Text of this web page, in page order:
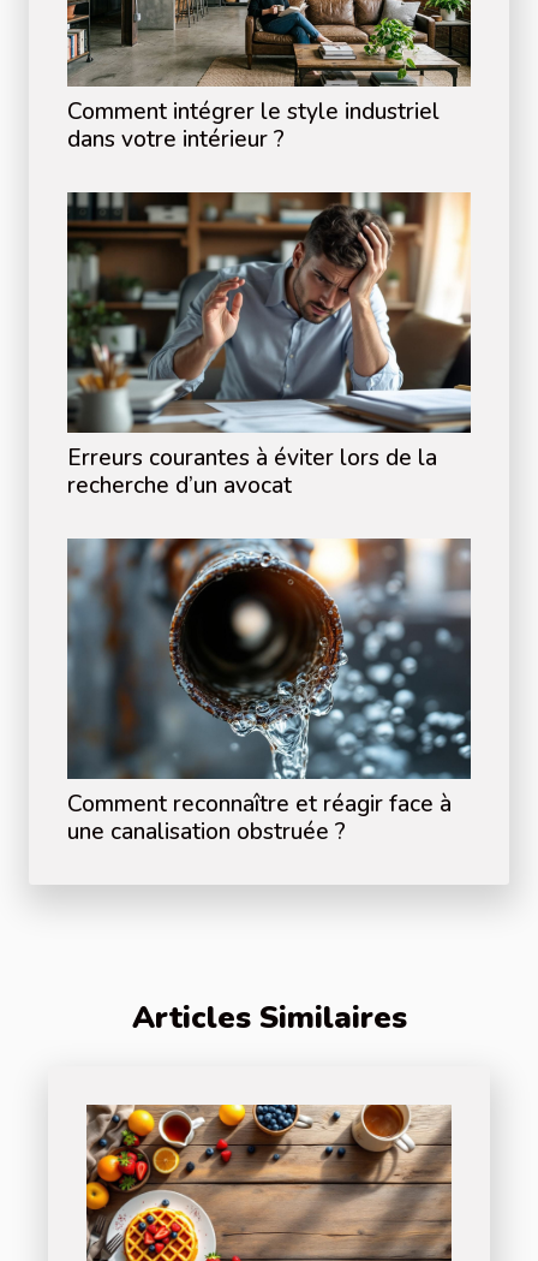
Comment intégrer le style industriel
dans votre intérieur ?
Erreurs courantes à éviter lors de la
recherche d’un avocat
Comment reconnaître et réagir face à
une canalisation obstruée ?
Articles Similaires